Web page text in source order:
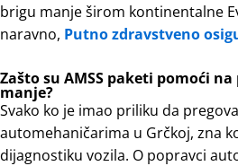
brigu manje širom kontinentalne
naravno, Putno zdravstveno
Zašto su AMSS paketi pomoći
manje?
Svako ko je imao priliku da
automehaničarima u Grčkoj, zna
dijagnostiku vozila. O popravci